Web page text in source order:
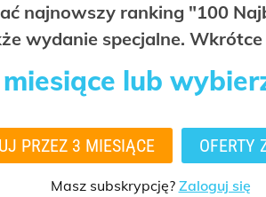
najnowszy ranking "100
wydanie specjalne.
lub
PRZEZ 3 MIESIĄCE OFERTY
Masz subskrypcję? Zaloguj się